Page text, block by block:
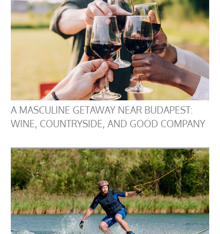
A MASCULINE GETAWAY NEAR BUDAPEST:
WINE, COUNTRYSIDE, AND GOOD COMPANY